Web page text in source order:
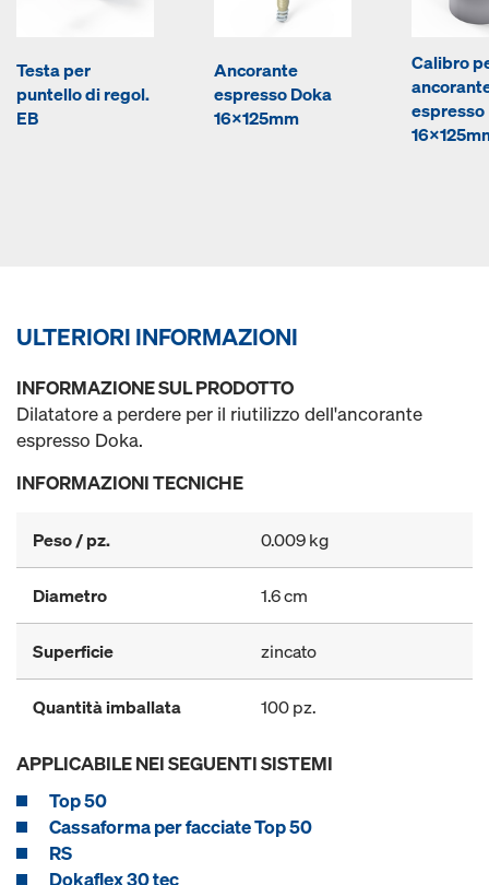
Testa per
puntello di regol.
EB
Ancorante
espresso Doka
16x125mm
Calibro
espresso
ULTERIORI INFORMAZIONI
INFORMAZIONE SUL PRODOTTO
Dilatatore a perdere per il riutilizzo dell'ancorante
espresso Doka.
INFORMAZIONI TECNICHE
Peso / pz. 0.009 kg
Diametro 1.6 cm
Superficie zincato
Quantità imballata 100 pz.
APPLICABILE NEI SEGUENTI SISTEMI
Top 50
Cassaforma per facciate Top 50
RS
Dokaflex 30 tec